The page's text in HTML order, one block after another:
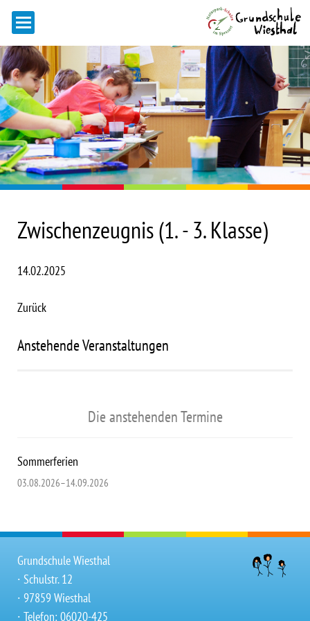
Zwischenzeugnis (1. - 3. Klasse)
14.02.2025
Zurück
Anstehende Veranstaltungen
Die anstehenden Termine
Sommerferien
03.08.2026–14.09.2026
Grundschule Wiesthal
∙ Schulstr. 12
∙ 97859 Wiesthal
∙ Telefon: 06020-425